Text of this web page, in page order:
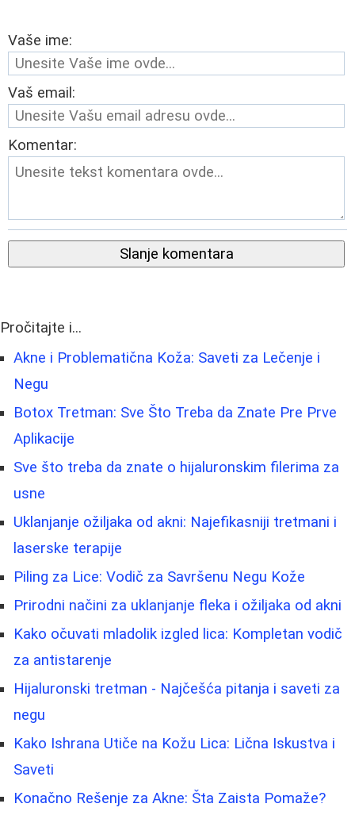
Vaše ime:
Vaš email:
Komentar:
Slanje komentara
Pročitajte i...
Akne i Problematična Koža: Saveti za Lečenje i
Negu
Botox Tretman: Sve Što Treba da Znate Pre Prve
Aplikacije
Sve što treba da znate o hijaluronskim filerima za
usne
Uklanjanje ožiljaka od akni: Najefikasniji tretmani i
laserske terapije
Piling za Lice: Vodič za Savršenu Negu Kože
Prirodni načini za uklanjanje fleka i ožiljaka od akni
Kako očuvati mladolik izgled lica: Kompletan vodič
za antistarenje
Hijaluronski tretman - Najčešća pitanja i saveti za
negu
Kako Ishrana Utiče na Kožu Lica: Lična Iskustva i
Saveti
Konačno Rešenje za Akne: Šta Zaista Pomaže?